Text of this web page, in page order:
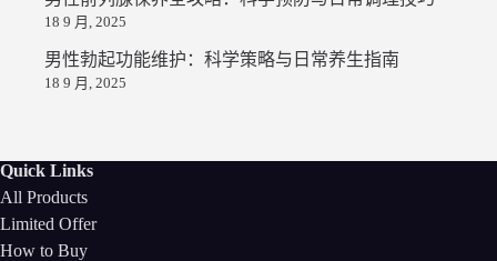
18 9 月, 2025
男性勃起功能维护：科学策略与日常养生指南
18 9 月, 2025
Quick Links
All Products
Limited Offer
How to Buy